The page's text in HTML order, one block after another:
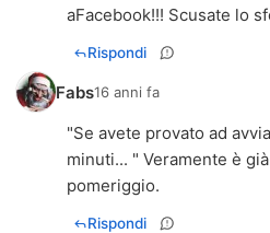
aFacebook!!! Scusate lo
Rispondi
Fabs16 anni fa
"Se avete provato ad
minuti... " Veramente è
pomeriggio.
Rispondi